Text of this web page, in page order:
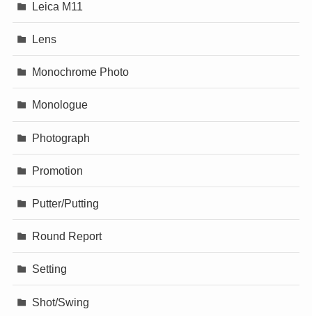
Leica M11
Lens
Monochrome Photo
Monologue
Photograph
Promotion
Putter/Putting
Round Report
Setting
Shot/Swing